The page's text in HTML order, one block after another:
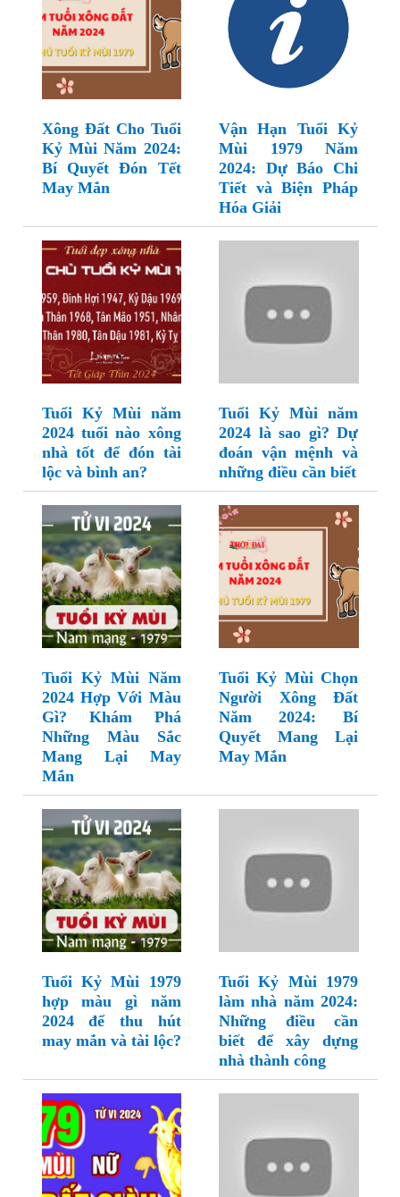
Xông Đất Cho Tuổi
Kỷ Mùi Năm 2024:
Bí Quyết Đón Tết
May Mắn
Vận Hạn Tuổi Kỷ
Mùi 1979 Năm
2024: Dự Báo Chi
Tiết và Biện Pháp
Hóa Giải
Tuổi Kỷ Mùi năm
2024 tuổi nào xông
nhà tốt để đón tài
lộc và bình an?
Tuổi Kỷ Mùi năm
2024 là sao gì? Dự
đoán vận mệnh và
những điều cần biết
Tuổi Kỷ Mùi Năm
2024 Hợp Với Màu
Gì? Khám Phá
Những Màu Sắc
Mang Lại May
Mắn
Tuổi Kỷ Mùi Chọn
Người Xông Đất
Năm 2024: Bí
Quyết Mang Lại
May Mắn
Tuổi Kỷ Mùi 1979
hợp màu gì năm
2024 để thu hút
may mắn và tài lộc?
Tuổi Kỷ Mùi 1979
làm nhà năm 2024:
Những điều cần
biết để xây dựng
nhà thành công